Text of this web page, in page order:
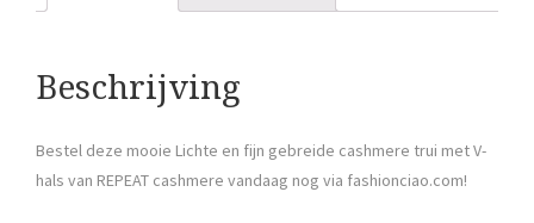
Beschrijving
Bestel deze mooie Lichte en fijn gebreide cashmere trui met V-
hals van REPEAT cashmere vandaag nog via fashionciao.com!